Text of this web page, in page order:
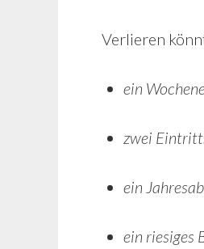
Verlieren
ein
zwei
ein
ein riesiges